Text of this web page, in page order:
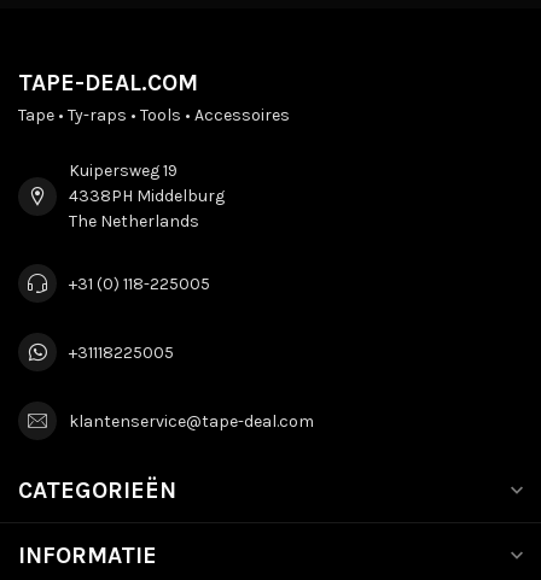
TAPE-DEAL.COM
Tape • Ty-raps • Tools • Accessoires
Kuipersweg 19
4338PH Middelburg
The Netherlands
+31 (0) 118-225005
+31118225005
klantenservice@tape-deal.com
CATEGORIEËN
INFORMATIE